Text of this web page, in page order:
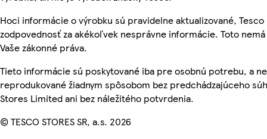
Hoci informácie o výrobku sú pravidelne aktualizované, Tesco
zodpovednosť za akékoľvek nesprávne informácie. Toto
Vaše zákonné práva.
Tieto informácie sú poskytované iba pre osobnú potrebu, a
reprodukované žiadnym spôsobom bez predchádzajúceho
Stores Limited ani bez náležitého potvrdenia.
© TESCO STORES SR, a.s. 2026